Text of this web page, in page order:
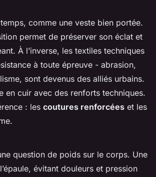
comme une veste bien portée.
permet de préserver son éclat et
À l’inverse, les textiles techniques
à toute épreuve - abrasion,
sont devenus des alliés urbains.
en cuir avec des renforts techniques.
: les coutures renforcées et les
question de poids sur le corps. Une
évitant douleurs et pression